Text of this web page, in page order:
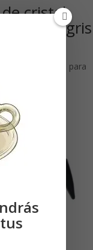
cristal
380 ml gris
estar registrado para